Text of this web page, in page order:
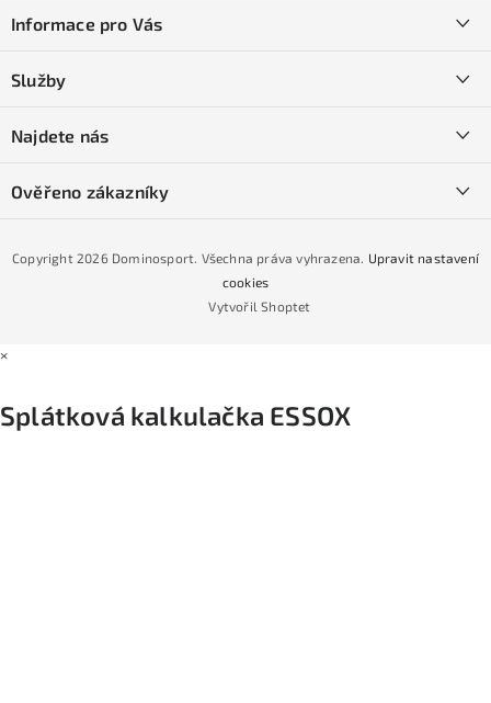
pInformace pro Vás
Obchodní podmínky
Podmínky GDPR
Podmínky nákupu na splátky ESSOX
Služby
Naše prodejna
Najdete nás
Ověřeno zákazníky
Vytvořil Shoptet
Copyright 2026 Dominosport. Všechna práva vyhrazena. Upravit nastavení
cookies
×
Splátková kalkulačka ESSOX